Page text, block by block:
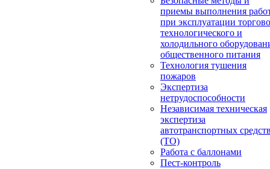
приемы выполнения
при эксплуатации
технологического и
холодильного
общественного питания
Технология тушения
пожаров
Экспертиза
нетрудоспособности
Независимая техническая
экспертиза
автотранспортных
(ТО)
Работа с баллонами
Пест-контроль